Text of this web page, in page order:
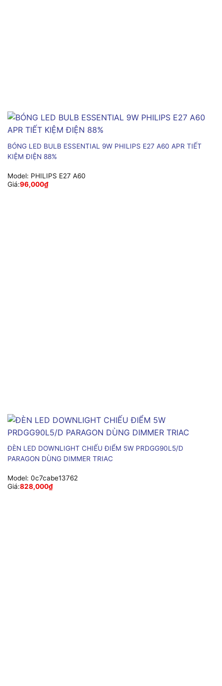
BÓNG LED BULB ESSENTIAL 9W PHILIPS E27 A60 APR TIẾT
KIỆM ĐIỆN 88%
Model: PHILIPS E27 A60
Giá:96,000₫
ĐÈN LED DOWNLIGHT CHIẾU ĐIỂM 5W PRDGG90L5/D
PARAGON DÙNG DIMMER TRIAC
Model: 0c7cabe13762
Giá:828,000₫